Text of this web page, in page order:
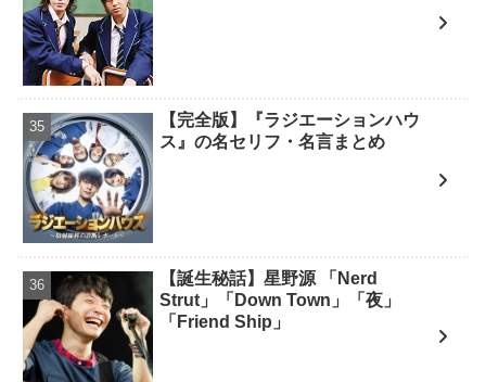
【完全版】『ラジエーションハウ
ス』の名セリフ・名言まとめ
【誕生秘話】星野源 「Nerd
Strut」「Down Town」「夜」
「Friend Ship」